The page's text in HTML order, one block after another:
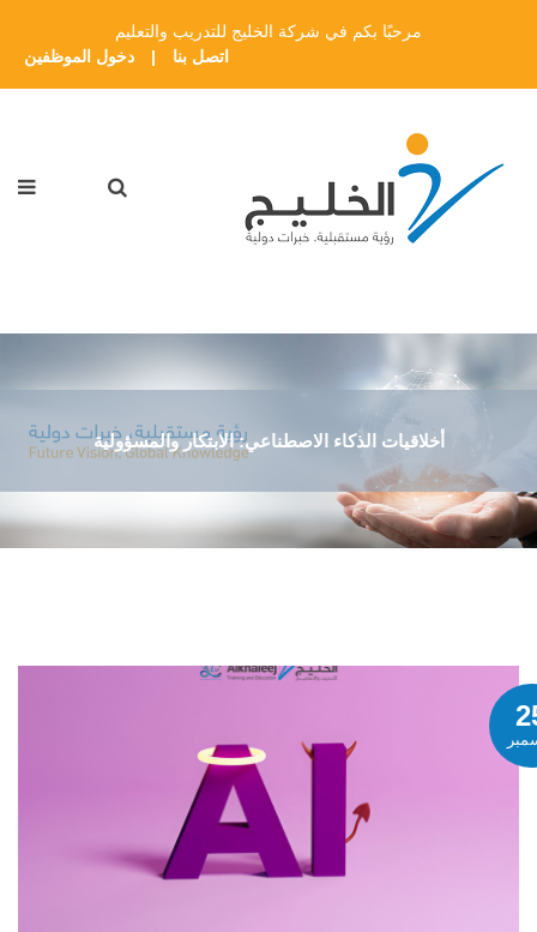
مرحبًا بكم في شركة الخليج للتدريب والتعليم
اتصل بنا
| دخول الموظفين
أخلاقيات الذكاء الاصطناعي: الابتكار والمسؤولية